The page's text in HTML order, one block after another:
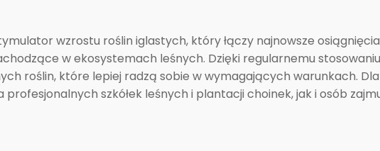
wzrostu roślin iglastych, który łączy najnowsze
w ekosystemach leśnych. Dzięki regularnemu
roślin, które lepiej radzą sobie w wymagających warunkach.
szkółek leśnych i plantacji choinek, jak i osób